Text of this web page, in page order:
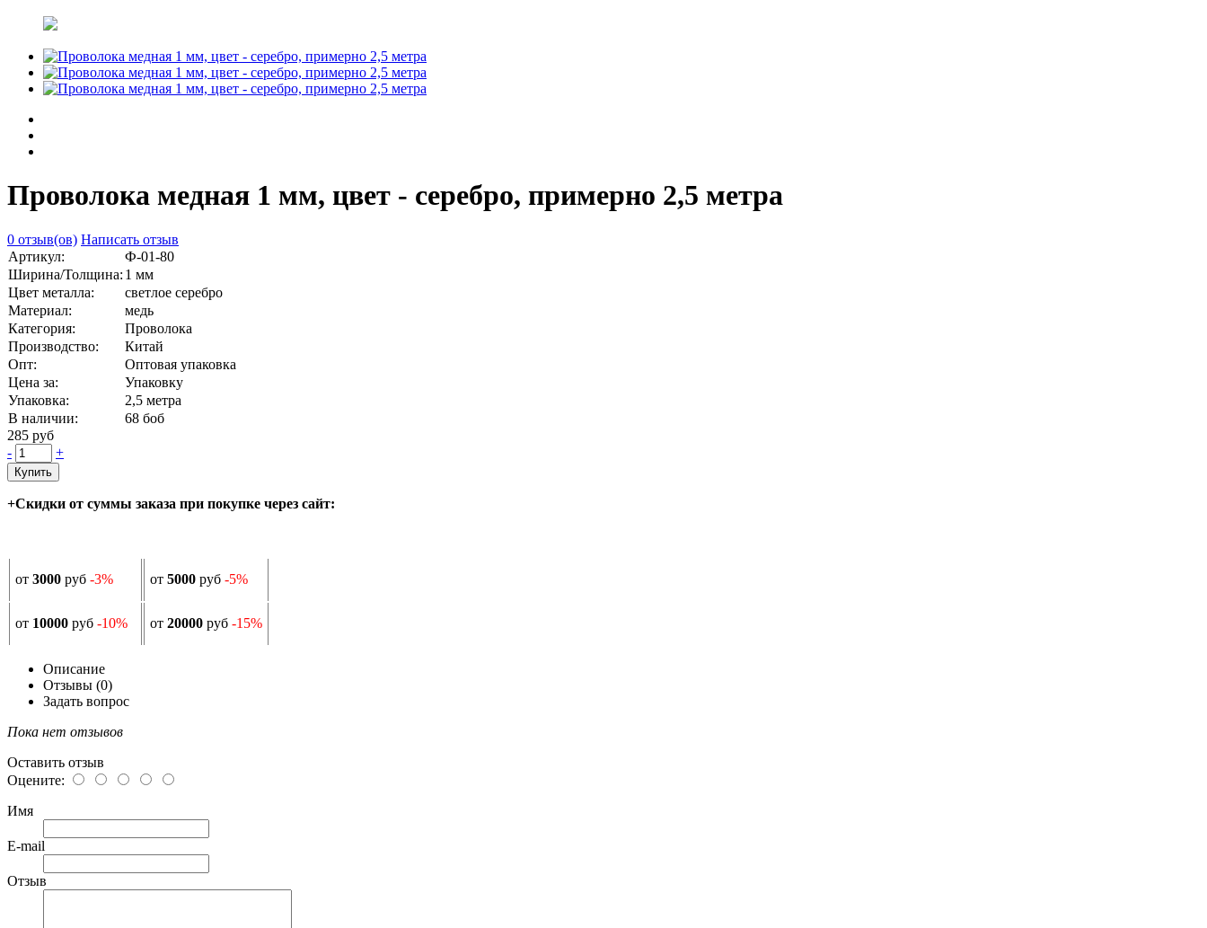
Проволока медная 1 мм, цвет - серебро, примерно 2,5 метра
0 отзыв(ов) Написать отзыв
Артикул:
Ф-01-80
Ширина/Толщина: 1 мм
Цвет металла:
светлое серебро
Материал:
медь
Категория:
Проволока
Производство:
Китай
Опт:
Оптовая упаковка
Цена за:
Упаковку
Упаковка:
2,5 метра
В наличии:
68 боб
285 руб
-
+
Купить
+Скидки от суммы заказа при покупке через сайт:
от 3000 руб -3% от 5000 руб -5%
от 10000 руб -10% от 20000 руб -15%
Описание
Отзывы (0)
Задать вопрос
Пока нет отзывов
Оставить отзыв
Оцените:
Имя
E-mail
Отзыв